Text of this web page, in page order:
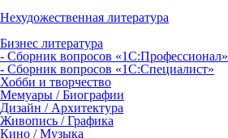
Нехудожественная литература
Бизнес литература
- Сборник вопросов «1С:Профессионал»
- Сборник вопросов «1С:Специалист»
Хобби и творчество
Мемуары / Биографии
Дизайн / Архитектура
Живопись / Графика
Кино / Музыка